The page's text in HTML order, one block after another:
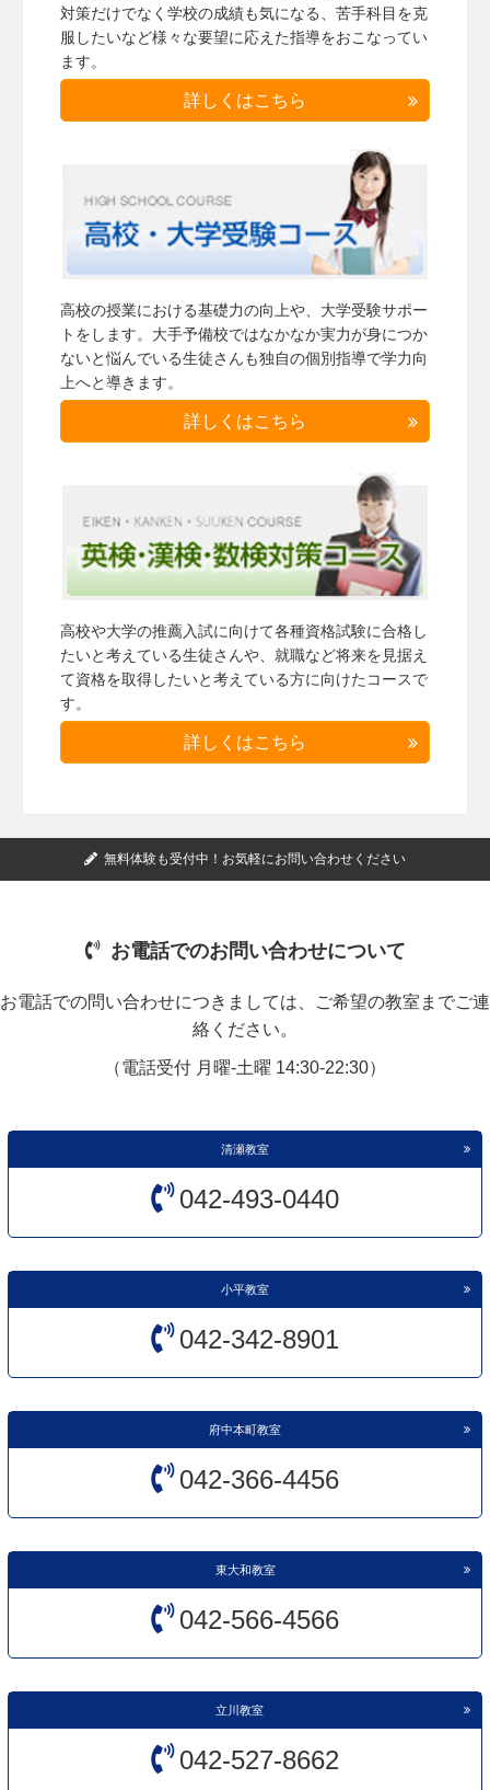
対策だけでなく学校の成績も気になる、苦手科目を克
服したいなど様々な要望に応えた指導をおこなってい
ます。
詳しくはこちら
高校の授業における基礎力の向上や、大学受験サポー
トをします。大手予備校ではなかなか実力が身につか
ないと悩んでいる生徒さんも独自の個別指導で学力向
上へと導きます。
詳しくはこちら
高校や大学の推薦入試に向けて各種資格試験に合格し
たいと考えている生徒さんや、就職など将来を見据え
て資格を取得したいと考えている方に向けたコースで
す。
詳しくはこちら
無料体験も受付中！お気軽にお問い合わせください
お電話でのお問い合わせについて
お電話での問い合わせにつきましては、ご希望の教室までご連
絡ください。
（電話受付 月曜-土曜 14:30-22:30）
清瀬教室
042-493-0440
小平教室
042-342-8901
府中本町教室
042-366-4456
東大和教室
042-566-4566
立川教室
042-527-8662